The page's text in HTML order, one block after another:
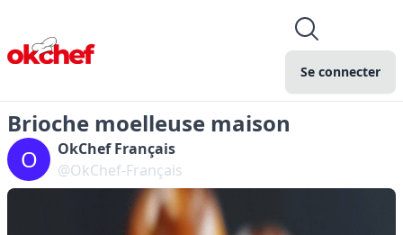
Se connecter
Brioche moelleuse maison
O
OkChef Français
@OkChef-Français